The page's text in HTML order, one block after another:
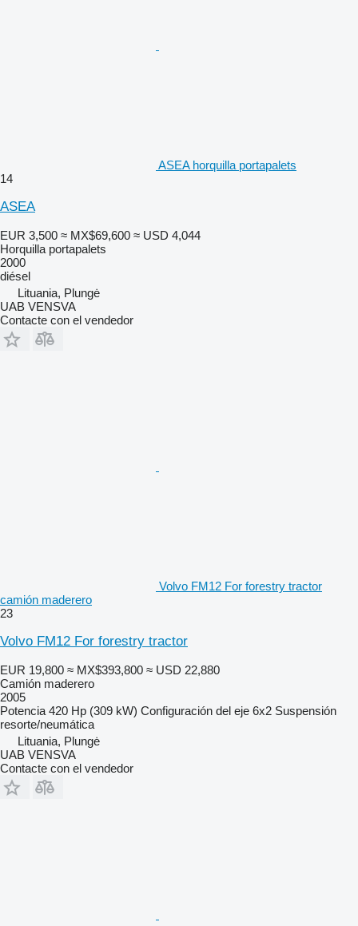
ASEA horquilla portapalets
14
ASEA
EUR 3,500 ≈ MX$69,600 ≈ USD 4,044
Horquilla portapalets
2000
diésel
Lituania, Plungė
UAB VENSVA
Contacte con el vendedor
Volvo FM12 For forestry tractor
camión maderero
23
Volvo FM12 For forestry tractor
EUR 19,800 ≈ MX$393,800 ≈ USD 22,880
Camión maderero
2005
Potencia 420 Hp (309 kW) Configuración del eje 6x2 Suspensión
resorte/neumática
Lituania, Plungė
UAB VENSVA
Contacte con el vendedor